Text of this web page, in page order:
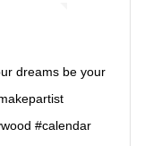
dreams be your
#calendar